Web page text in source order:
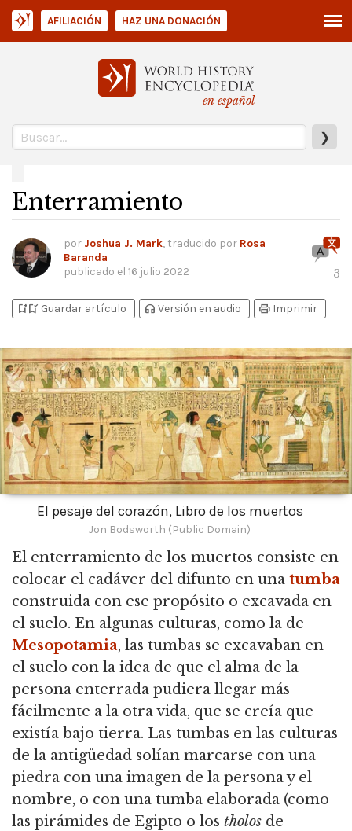
en español
❯
AFILIACIÓN HAZ UNA DONACIÓN
Enterramiento
por Joshua J. Mark, traducido por Rosa
Baranda
publicado el 16 julio 2022 3
bookmark_addbookmark_added Guardar artículo headphones Versión en audio print Imprimir
El pesaje del corazón, Libro de los muertos
Jon Bodsworth (Public Domain)
El enterramiento de los muertos consiste en
colocar el cadáver del difunto en una tumba
construida con ese propósito o excavada en
el suelo. En algunas culturas, como la de
Mesopotamia, las tumbas se excavaban en
el suelo con la idea de que el alma de la
persona enterrada pudiera llegar más
fácilmente a la otra vida, que se creía que
existía bajo tierra. Las tumbas en las culturas
de la antigüedad solían marcarse con una
piedra con una imagen de la persona y el
nombre, o con una tumba elaborada (como
las pirámides de Egipto o los tholos de